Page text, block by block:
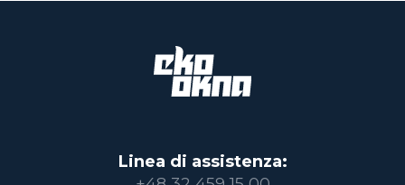
Linea di assistenza: